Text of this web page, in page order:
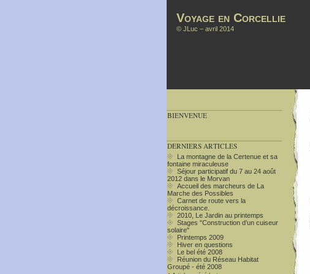
Voyage en Corcellie
© JLuc – avril 2014
BIENVENUE
DERNIERS ARTICLES
La montagne de la Certenue et sa
fontaine miraculeuse
Séjour participatif du 7 au 24 août
2012 dans le Morvan
Accueil des marcheurs de La
Marche des Possibles
Carnet de route vers la
décroissance.
2010, Le Jardin au printemps
Stages "Construction d’un cuiseur
solaire"
Printemps 2009
Hiver en questions
Le bel été 2008
Réunion du Réseau Habitat
Groupé - été 2008